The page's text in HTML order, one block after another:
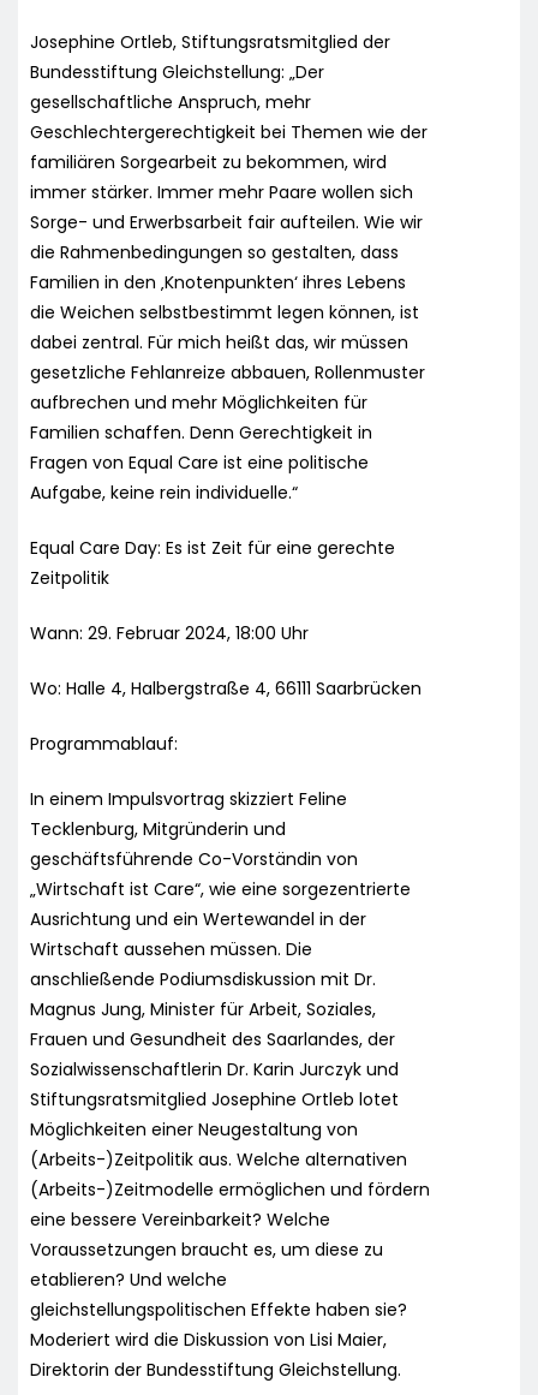
Josephine Ortleb, Stiftungsratsmitglied der
Bundesstiftung Gleichstellung: „Der
gesellschaftliche Anspruch, mehr
Geschlechtergerechtigkeit bei Themen wie der
familiären Sorgearbeit zu bekommen, wird
immer stärker. Immer mehr Paare wollen sich
Sorge- und Erwerbsarbeit fair aufteilen. Wie wir
die Rahmenbedingungen so gestalten, dass
Familien in den ‚Knotenpunkten‘ ihres Lebens
die Weichen selbstbestimmt legen können, ist
dabei zentral. Für mich heißt das, wir müssen
gesetzliche Fehlanreize abbauen, Rollenmuster
aufbrechen und mehr Möglichkeiten für
Familien schaffen. Denn Gerechtigkeit in
Fragen von Equal Care ist eine politische
Aufgabe, keine rein individuelle.“
Equal Care Day: Es ist Zeit für eine gerechte
Zeitpolitik
Wann: 29. Februar 2024, 18:00 Uhr
Wo: Halle 4, Halbergstraße 4, 66111 Saarbrücken
Programmablauf:
In einem Impulsvortrag skizziert Feline
Tecklenburg, Mitgründerin und
geschäftsführende Co-Vorständin von
„Wirtschaft ist Care“, wie eine sorgezentrierte
Ausrichtung und ein Wertewandel in der
Wirtschaft aussehen müssen. Die
anschließende Podiumsdiskussion mit Dr.
Magnus Jung, Minister für Arbeit, Soziales,
Frauen und Gesundheit des Saarlandes, der
Sozialwissenschaftlerin Dr. Karin Jurczyk und
Stiftungsratsmitglied Josephine Ortleb lotet
Möglichkeiten einer Neugestaltung von
(Arbeits-)Zeitpolitik aus. Welche alternativen
(Arbeits-)Zeitmodelle ermöglichen und fördern
eine bessere Vereinbarkeit? Welche
Voraussetzungen braucht es, um diese zu
etablieren? Und welche
gleichstellungspolitischen Effekte haben sie?
Moderiert wird die Diskussion von Lisi Maier,
Direktorin der Bundesstiftung Gleichstellung.